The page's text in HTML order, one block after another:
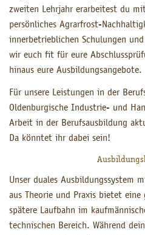
zweiten Lehrjahr erarbeitest du
persönliches Agrarfrost-
innerbetrieblichen Schulungen
wir euch fit für eure
hinaus eure Ausbildungsangebote.
Für unsere Leistungen in der
Oldenburgische Industrie- und
Arbeit in der Berufsausbildung
Da könntet ihr dabei sein!
Unser duales Ausbildungssystem
aus Theorie und Praxis bietet
spätere Laufbahn im
technischen Bereich. Während